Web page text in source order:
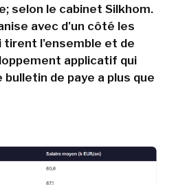
selon le cabinet Silkhom.
avec d'un côté les
tirent l'ensemble et de
applicatif qui
bulletin de paye a plus que